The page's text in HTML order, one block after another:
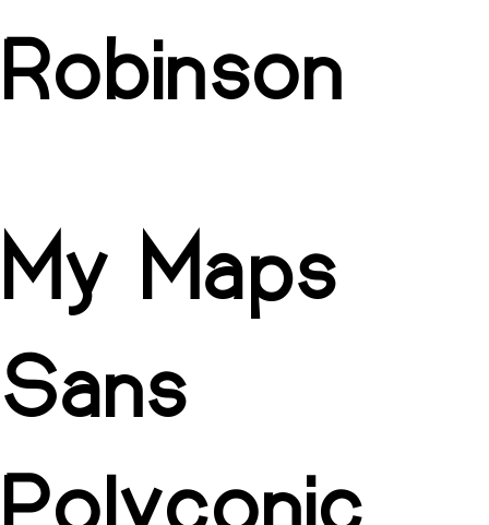
Robinson
My Maps
Sans
Polyconic